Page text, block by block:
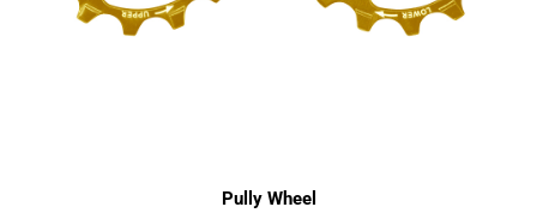
Pully Wheel